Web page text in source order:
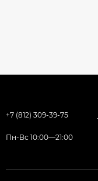
+7 (812) 309-39-75
Пн-Вс 10:00—21:00